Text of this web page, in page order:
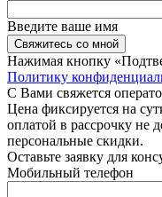
Введите ваше имя
Свяжитесь со мной
Нажимая кнопку
Политику
С Вами свяжется
Цена фиксируется на
оплатой в рассрочку не
персональные скидки.
Оставьте заявку для
Мобильный телефон